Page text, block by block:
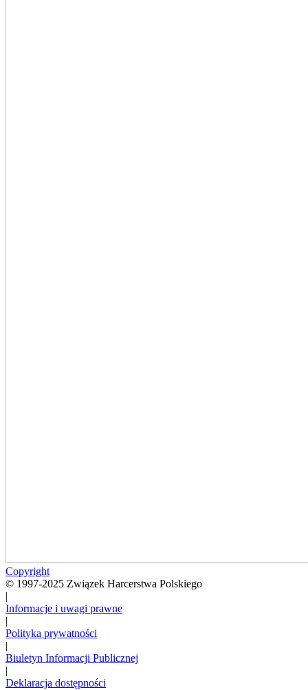
Copyright
© 1997-2025 Związek Harcerstwa Polskiego
|
Informacje i uwagi prawne
|
Polityka prywatności
|
Biuletyn Informacji Publicznej
|
Deklaracja dostępności